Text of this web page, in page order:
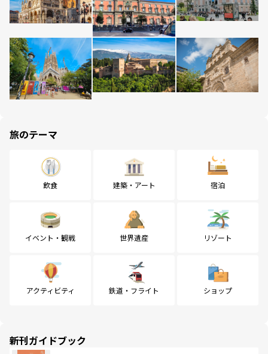
旅のテーマ
飲食 建築・アート 宿泊
イベント・観戦 世界遺産 リゾート
アクティビティ 鉄道・フライト ショップ
新刊ガイドブック